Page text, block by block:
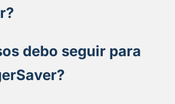
debo seguir para